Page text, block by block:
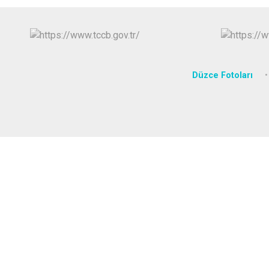
Düzce Fotoları